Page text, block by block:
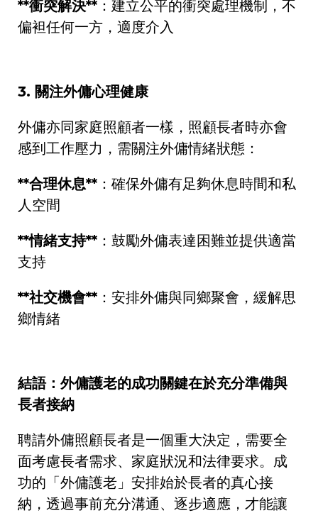
**衝突解決** ：建立公平的衝突處理機制，不
偏袒任何一方，適度介入
3. 關注外傭心理健康
外傭亦同家庭照顧者一樣，照顧長者時亦會
感到工作壓力，需關注外傭情緒狀態：
**合理休息** ：確保外傭有足夠休息時間和私
人空間
**情緒支持** ：鼓勵外傭表達困難並提供適當
支持
**社交機會** ：安排外傭與同鄉聚會，緩解思
鄉情緒
結語：外傭護老的成功關鍵在於充分準備與
長者接納
聘請外傭照顧長者是一個重大決定，需要全
面考慮長者需求、家庭狀況和法律要求。成
功的「外傭護老」安排始於長者的真心接
納，透過事前充分溝通、逐步適應，才能讓